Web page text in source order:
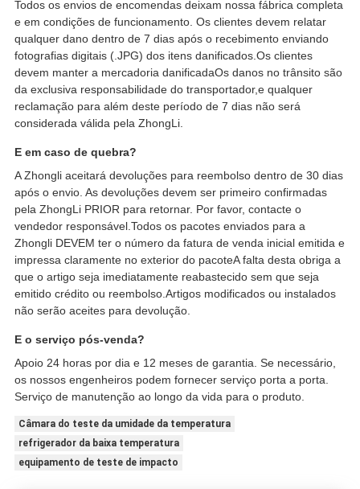
Todos os envios de encomendas deixam nossa fábrica completa
e em condições de funcionamento. Os clientes devem relatar
qualquer dano dentro de 7 dias após o recebimento enviando
fotografias digitais (.JPG) dos itens danificados.Os clientes
devem manter a mercadoria danificadaOs danos no trânsito são
da exclusiva responsabilidade do transportador,e qualquer
reclamação para além deste período de 7 dias não será
considerada válida pela ZhongLi.
E em caso de quebra?
A Zhongli aceitará devoluções para reembolso dentro de 30 dias
após o envio. As devoluções devem ser primeiro confirmadas
pela ZhongLi PRIOR para retornar. Por favor, contacte o
vendedor responsável.Todos os pacotes enviados para a
Zhongli DEVEM ter o número da fatura de venda inicial emitida e
impressa claramente no exterior do pacoteA falta desta obriga a
que o artigo seja imediatamente reabastecido sem que seja
emitido crédito ou reembolso.Artigos modificados ou instalados
não serão aceites para devolução.
E o serviço pós-venda?
Apoio 24 horas por dia e 12 meses de garantia. Se necessário,
os nossos engenheiros podem fornecer serviço porta a porta.
Serviço de manutenção ao longo da vida para o produto.
Câmara do teste da umidade da temperatura
refrigerador da baixa temperatura
equipamento de teste de impacto